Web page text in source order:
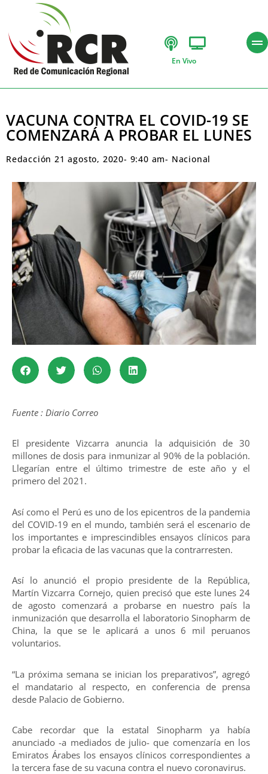
En Vivo
VACUNA CONTRA EL COVID-19 SE
COMENZARÁ A PROBAR EL LUNES
Redacción 21 agosto, 2020- 9:40 am- Nacional
Fuente : Diario Correo
El presidente Vizcarra anuncia la adquisición de 30
millones de dosis para inmunizar al 90% de la población.
Llegarían entre el último trimestre de este año y el
primero del 2021.
Así como el Perú es uno de los epicentros de la pandemia
del COVID-19 en el mundo, también será el escenario de
los importantes e imprescindibles ensayos clínicos para
probar la eficacia de las vacunas que la contrarresten.
Así lo anunció el propio presidente de la República,
Martín Vizcarra Cornejo, quien precisó que este lunes 24
de agosto comenzará a probarse en nuestro país la
inmunización que desarrolla el laboratorio Sinopharm de
China, la que se le aplicará a unos 6 mil peruanos
voluntarios.
“La próxima semana se inician los preparativos”, agregó
el mandatario al respecto, en conferencia de prensa
desde Palacio de Gobierno.
Cabe recordar que la estatal Sinopharm ya había
anunciado -a mediados de julio- que comenzaría en los
Emiratos Árabes los ensayos clínicos correspondientes a
la tercera fase de su vacuna contra el nuevo coronavirus.